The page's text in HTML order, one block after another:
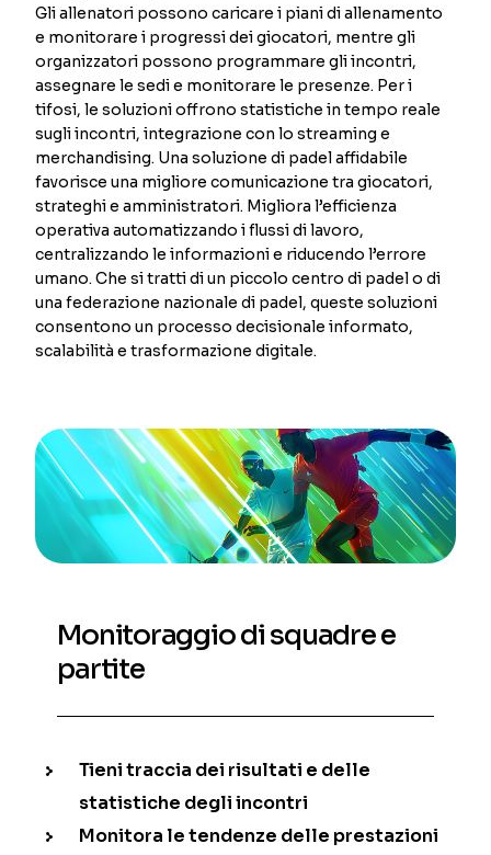
Gli allenatori possono caricare i piani di allenamento
e monitorare i progressi dei giocatori, mentre gli
organizzatori possono programmare gli incontri,
assegnare le sedi e monitorare le presenze. Per i
tifosi, le soluzioni offrono statistiche in tempo reale
sugli incontri, integrazione con lo streaming e
merchandising. Una soluzione di padel affidabile
favorisce una migliore comunicazione tra giocatori,
strateghi e amministratori. Migliora l’efficienza
operativa automatizzando i flussi di lavoro,
centralizzando le informazioni e riducendo l’errore
umano. Che si tratti di un piccolo centro di padel o di
una federazione nazionale di padel, queste soluzioni
consentono un processo decisionale informato,
scalabilità e trasformazione digitale.
Monitoraggio di squadre e
partite
Tieni traccia dei risultati e delle
statistiche degli incontri
Monitora le tendenze delle prestazioni